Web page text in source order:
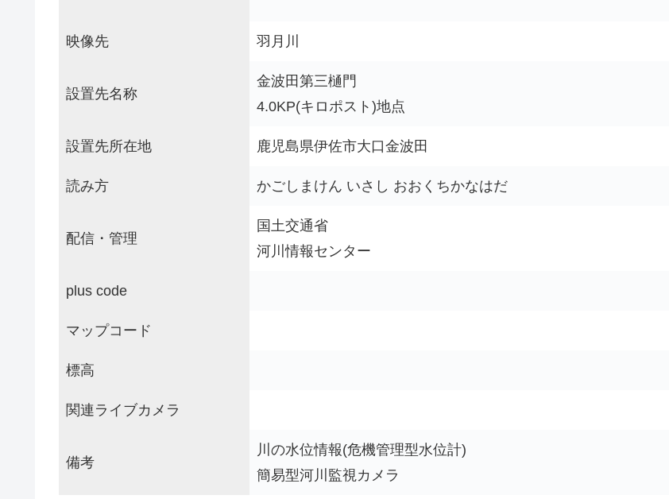
映像先 羽月川
設置先名称
金波田第三樋門
4.0KP(キロポスト)地点
設置先所在地 鹿児島県伊佐市大口金波田
読み方 かごしまけん いさし おおくちかなはだ
配信・管理
国土交通省
河川情報センター
plus code
マップコード
標高
関連ライブカメラ
備考
川の水位情報(危機管理型水位計)
簡易型河川監視カメラ